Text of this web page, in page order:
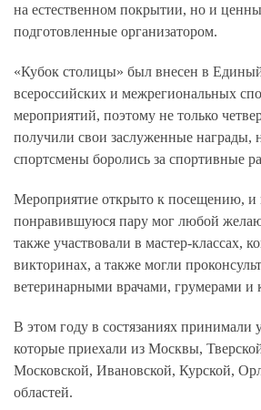
на естественном покрытии, но и
подготовленные организатором.
«Кубок столицы» был внесен в
всероссийских и межрегиональных
мероприятий, поэтому не только
получили свои заслуженные награды,
спортсмены боролись за спортивные
Мероприятие открыто к посещению, и
понравившуюся пару мог любой
также участвовали в мастер-классах,
викторинах, а также могли
ветеринарными врачами, грумерами и
В этом году в состязаниях принимали
которые приехали из Москвы,
Московской, Ивановской, Курской,
областей.